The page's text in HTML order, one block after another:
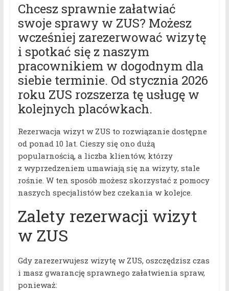
Chcesz sprawnie załatwiać
swoje sprawy w ZUS? Możesz
wcześniej zarezerwować wizytę
i spotkać się z naszym
pracownikiem w dogodnym dla
siebie terminie. Od stycznia 2026
roku ZUS rozszerza tę usługę w
kolejnych placówkach.
Rezerwacja wizyt w ZUS to rozwiązanie dostępne
od ponad 10 lat. Cieszy się ono dużą
popularnością, a liczba klientów, którzy
z wyprzedzeniem umawiają się na wizyty, stale
rośnie. W ten sposób możesz skorzystać z pomocy
naszych specjalistów bez czekania w kolejce.
Zalety rezerwacji wizyt
w ZUS
Gdy zarezerwujesz wizytę w ZUS, oszczędzisz czas
i masz gwarancję sprawnego załatwienia spraw,
ponieważ: